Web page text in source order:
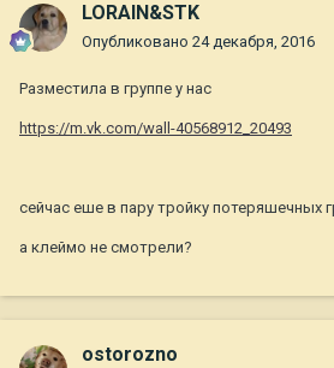
LORAIN&STK
Опубликовано 24 декабря, 2016
Разместила в группе у нас
https://m.vk.com/wall-40568912_20493
сейчас еше в пару тройку потеряшечных
а клеймо не смотрели?
ostorozno